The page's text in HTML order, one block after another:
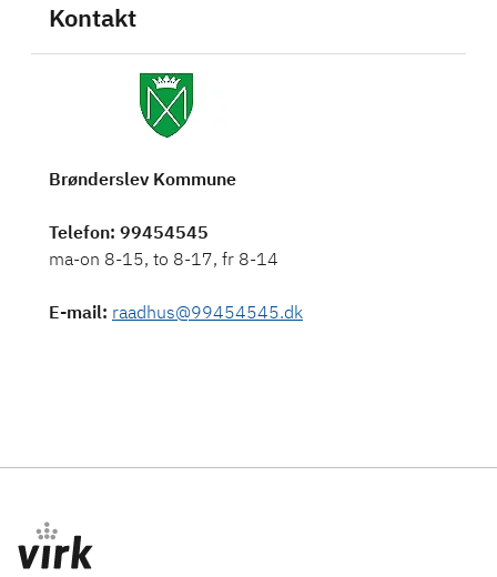
Kontakt
Brønderslev Kommune
Telefon: 99454545
ma-on 8-15, to 8-17, fr 8-14
E-mail: raadhus@99454545.dk